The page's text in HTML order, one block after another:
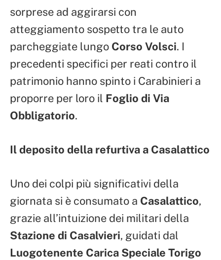
sorprese ad aggirarsi con
atteggiamento sospetto tra le auto
parcheggiate lungo Corso Volsci. I
precedenti specifici per reati contro il
patrimonio hanno spinto i Carabinieri a
proporre per loro il Foglio di Via
Obbligatorio.
Il deposito della refurtiva a Casalattico
Uno dei colpi più significativi della
giornata si è consumato a Casalattico,
grazie all’intuizione dei militari della
Stazione di Casalvieri, guidati dal
Luogotenente Carica Speciale Torigo